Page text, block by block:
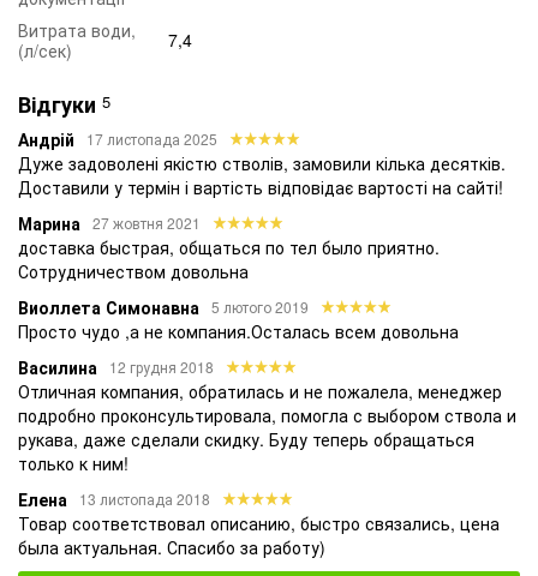
Витрата води,
(л/сек)
7,4
Відгуки 5
Андрій 17 листопада 2025
Дуже задоволені якістю стволів, замовили кілька десятків.
Доставили у термін і вартість відповідає вартості на сайті!
Марина
27 жовтня 2021
доставка быстрая, общаться по тел было приятно.
Сотрудничеством довольна
Виоллета Симонавна
5 лютого 2019
Просто чудо ,а не компания.Осталась всем довольна
Василина
12 грудня 2018
Отличная компания, обратилась и не пожалела, менеджер
подробно проконсультировала, помогла с выбором ствола и
рукава, даже сделали скидку. Буду теперь обращаться
только к ним!
Елена
13 листопада 2018
Товар соответствовал описанию, быстро связались, цена
была актуальная. Спасибо за работу)